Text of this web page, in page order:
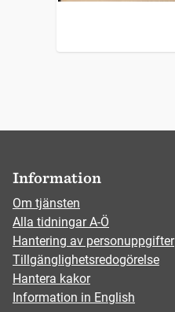
Information
Om tjänsten
Alla tidningar A-Ö
Hantering av personuppgifter
Tillgänglighetsredogörelse
Hantera kakor
Information in English